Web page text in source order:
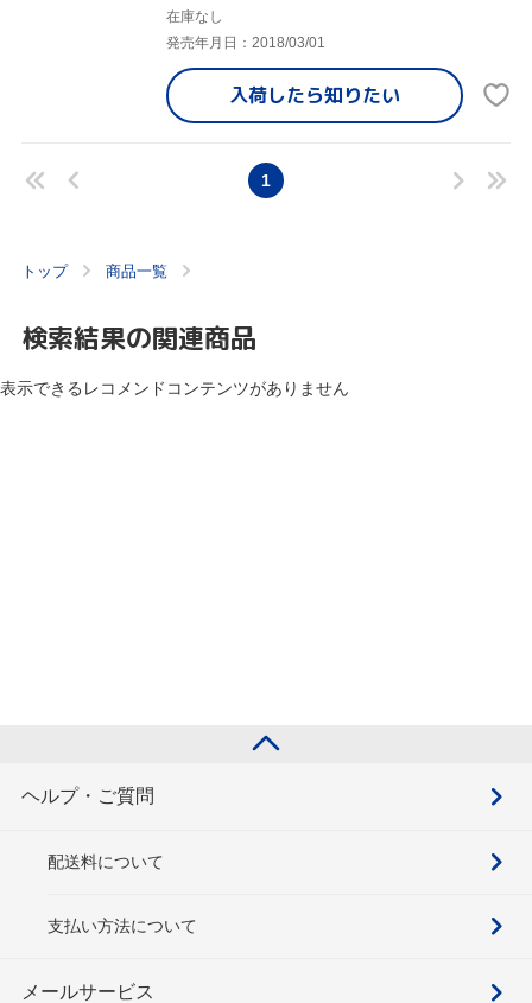
在庫なし
発売年月日：2018/03/01
入荷したら知りたい
1
トップ 商品一覧
検索結果の関連商品
表示できるレコメンドコンテンツがありません
ヘルプ・ご質問
配送料について
支払い方法について
メールサービス